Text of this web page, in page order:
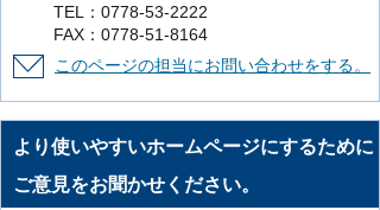
TEL：0778-53-2222
FAX：0778-51-8164
このページの担当にお問い合わせをする。
より使いやすいホームページにするために
ご意見をお聞かせください。